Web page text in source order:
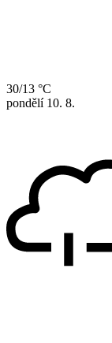
30/13 °C
pondělí 10. 8.